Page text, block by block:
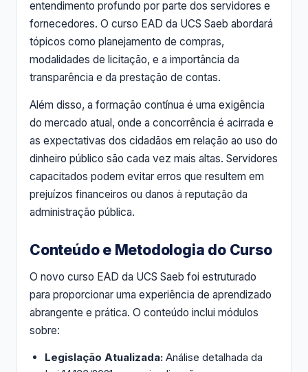
entendimento profundo por parte dos servidores e
fornecedores. O curso EAD da UCS Saeb abordará
tópicos como planejamento de compras,
modalidades de licitação, e a importância da
transparência e da prestação de contas.
Além disso, a formação contínua é uma exigência
do mercado atual, onde a concorrência é acirrada e
as expectativas dos cidadãos em relação ao uso do
dinheiro público são cada vez mais altas. Servidores
capacitados podem evitar erros que resultem em
prejuízos financeiros ou danos à reputação da
administração pública.
Conteúdo e Metodologia do Curso
O novo curso EAD da UCS Saeb foi estruturado
para proporcionar uma experiência de aprendizado
abrangente e prática. O conteúdo inclui módulos
sobre:
Legislação Atualizada: Análise detalhada da